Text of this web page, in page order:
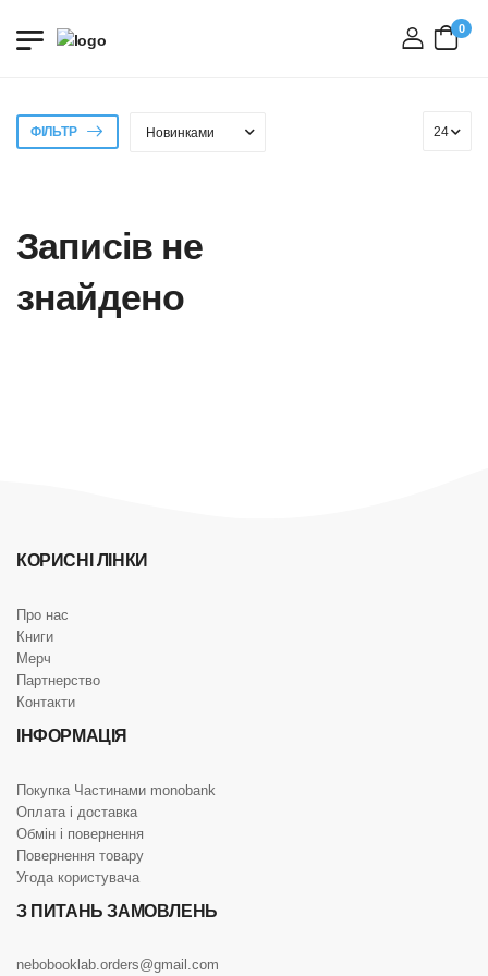
вхід
0
ФІЛЬТР
Записів не
знайдено
КОРИСНІ ЛІНКИ
Про нас
Книги
Мерч
Партнерство
Контакти
ІНФОРМАЦІЯ
Покупка Частинами monobank
Оплата і доставка
Обмін і повернення
Повернення товару
Угода користувача
З ПИТАНЬ ЗАМОВЛЕНЬ
nebobooklab.orders@gmail.com